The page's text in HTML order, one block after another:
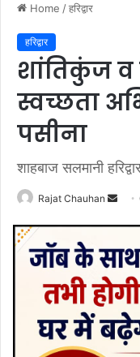
Home /हरिद्वार
हरिद्वार
शांतिकुंज व
स्वच्छता
पसीना
शाहबाज सलमानी
Rajat Chauhan
Send